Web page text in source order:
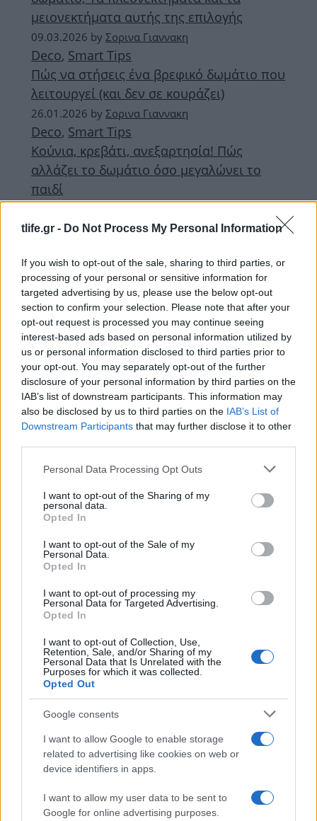
tlife.gr - Do Not Process My Personal Information
If you wish to opt-out of the sale, sharing to third parties, or
processing of your personal or sensitive information for
targeted advertising by us, please use the below opt-out
section to confirm your selection. Please note that after your
opt-out request is processed you may continue seeing
interest-based ads based on personal information utilized by
us or personal information disclosed to third parties prior to
your opt-out. You may separately opt-out of the further
disclosure of your personal information by third parties on the
IAB’s list of downstream participants. This information may
also be disclosed by us to third parties on the IAB’s List of
Downstream Participants that may further disclose it to other
Please note that this website/app uses one or more Google
not limited to your visit or usage behaviour. You may click to
grant or deny consent to Google and its third-party tags to
use your data for below specified purposes in below Google
consent section.
Personal Data Processing Opt Outs
I want to opt-out of the Sharing of my
personal data.
Opted In
I want to opt-out of the Sale of my
Personal Data.
Opted In
I want to opt-out of processing my
Personal Data for Targeted Advertising.
Opted In
I want to opt-out of Collection, Use,
Retention, Sale, and/or Sharing of my
Personal Data that Is Unrelated with the
Purposes for which it was collected.
Opted Out
Google consents
I want to allow Google to enable storage
related to advertising like cookies on web or
device identifiers in apps.
I want to allow my user data to be sent to
Google for online advertising purposes.
μειονεκτήματα αυτής της επιλογής
09.03.2026 by Σορινα Γιαννακη
Deco, Smart Tips
Πώς να στήσεις ένα βρεφικό δωμάτιο που
λειτουργεί (και δεν σε κουράζει)
26.01.2026 by Σορινα Γιαννακη
Deco, Smart Tips
Κούνια, κρεβάτι, ανεξαρτησία! Πώς
αλλάζει το δωμάτιο όσο μεγαλώνει το
παιδί
Deco ,Τασεις
που ακόμα και ένας ενήλικας θα ζήλευε!
ΔΙΑΦΗΜΙΣΗ
Family
Παιδικό δωμάτιο: 5 ιδέες για
Χριστουγεννιάτικη διακόσμηση
28.11.2022
6 τρόποι να φέρεις την Άνοιξη στο
παιδικό δωμάτιο
29.04.2022
Family
Παιδικό δωμάτιο: Ιδέες για υπέροχο
Χριστουγεννιάτικο στολισμό
24.11.2021
Family,Τασεις,Υπνοδωματιο
Παιδικό δωμάτιο: Οι τάσεις για το φετινό
Φθινόπωρο – Χειμώνα
10.10.2021
Family